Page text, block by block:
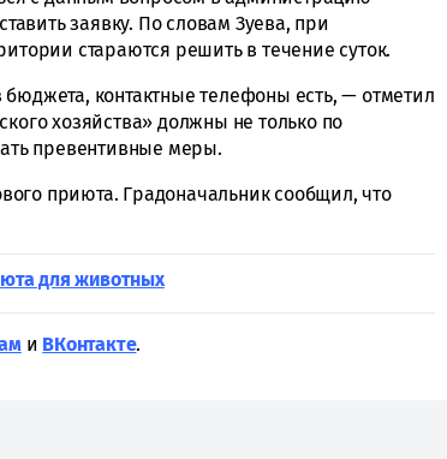
заявку. По словам Зуева, при
стараются решить в течение суток.
контактные телефоны есть, — отметил
хозяйства» должны не только по
превентивные меры.
приюта. Градоначальник сообщил, что
для животных
и ВКонтакте.